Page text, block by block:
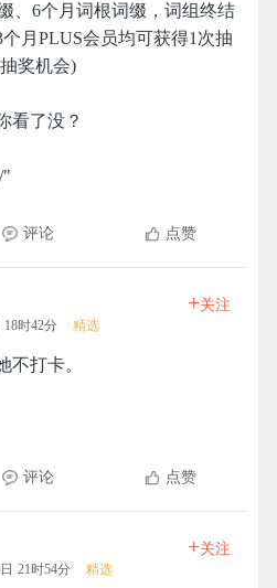
、6个月词根词缀，词组终结
月PLUS会员均可获得1次抽
奖机会)
看了没？
"
评论 点赞
18时42分 精选
+关注
不打卡。
评论 点赞
21时54分 精选
+关注